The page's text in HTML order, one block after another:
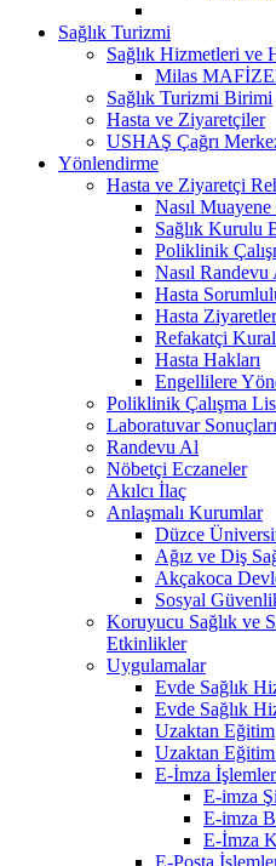
Sağlık Turizmi
Sağlık Hizmetleri ve
Milas
Sağlık Turizmi Birimi
Hasta ve Ziyaretçiler
USHAŞ Çağrı
Yönlendirme
Hasta ve Ziyaretçi
Nasıl
Sağlık Kurulu
Poliklinik
Nasıl Randevu
Hasta
Hasta
Refakatçi
Hasta Hakları
Engellilere
Poliklinik Çalışma
Laboratuvar Sonuçları
Randevu Al
Nöbetçi Eczaneler
Akılcı İlaç
Anlaşmalı Kurumlar
Düzce
Ağız ve Diş
Akçakoca
Sosyal
Koruyucu Sağlık ve
Etkinlikler
Uygulamalar
Evde Sağlık
Evde Sağlık
Uzaktan Eğitim
Uzaktan
E-İmza
E-imza
E-imza
E-İmza
E-Posta